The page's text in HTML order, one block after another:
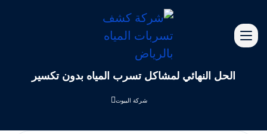
الحل النهائي لمشاكل تسرب المياه بدون تكسير
شركة البيوت